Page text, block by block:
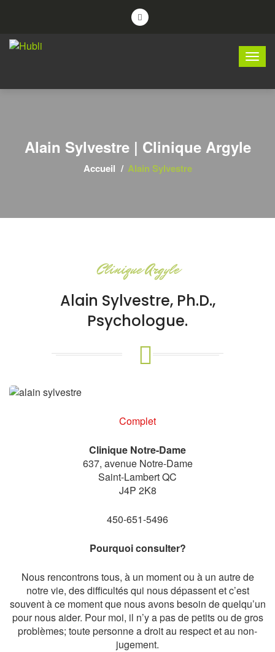
Alain Sylvestre | Clinique Argyle
Accueil Alain Sylvestre
Clinique Argyle
Alain Sylvestre, Ph.D.,
Psychologue.
Complet
Clinique Notre-Dame
637, avenue Notre-Dame
Saint-Lambert QC
J4P 2K8
450-651-5496
Pourquoi consulter?
Nous rencontrons tous, à un moment ou à un autre de
notre vie, des difficultés qui nous dépassent et c’est
souvent à ce moment que nous avons besoin de quelqu’un
pour nous aider. Pour moi, il n’y a pas de petits ou de gros
problèmes; toute personne a droit au respect et au non-
jugement.